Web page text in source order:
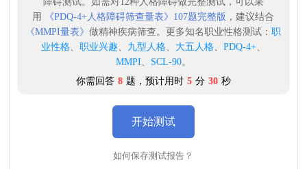
用
《PDQ-4+人格障碍筛查量表》107题完整版 ，建议结合
《MMPI量表》做精神疾病筛查。更多知名职业性格测试：职
业性格、 职业兴趣 、 九型人格、 大五人格、 PDQ-4+、
MMPI 、 SCL-90。
你需回答 8 题，预计用时 5 分 30 秒
开始测试
如何保存测试报告？